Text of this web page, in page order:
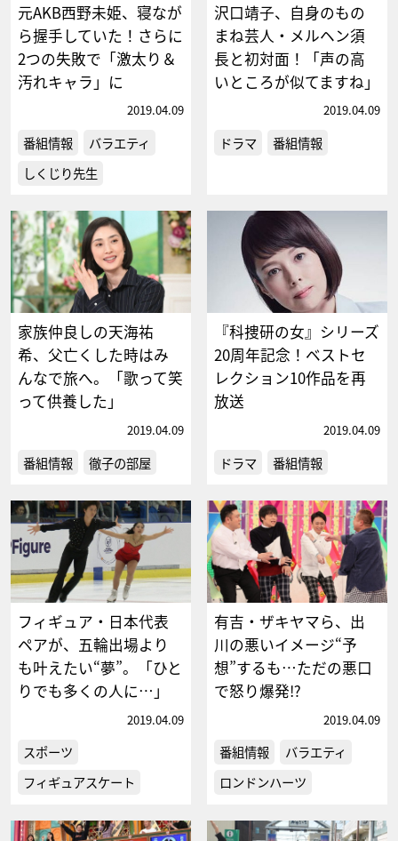
元AKB西野未姫、寝なが
ら握手していた！さらに
2つの失敗で「激太り＆
汚れキャラ」に
2019.04.09
番組情報
バラエティ
しくじり先生
沢口靖子、自身のもの
まね芸人・メルヘン須
長と初対面！「声の高
いところが似てますね」
2019.04.09
ドラマ 番組情報
家族仲良しの天海祐
希、父亡くした時はみ
んなで旅へ。「歌って笑
って供養した」
2019.04.09
番組情報 徹子の部屋
『科捜研の女』シリーズ
20周年記念！ベストセ
レクション10作品を再
放送
2019.04.09
ドラマ 番組情報
フィギュア・日本代表
ペアが、五輪出場より
も叶えたい“夢”。「ひと
りでも多くの人に…」
2019.04.09
スポーツ
フィギュアスケート
有吉・ザキヤマら、出
川の悪いイメージ“予
想”するも…ただの悪口
で怒り爆発⁉
2019.04.09
番組情報
バラエティ
ロンドンハーツ